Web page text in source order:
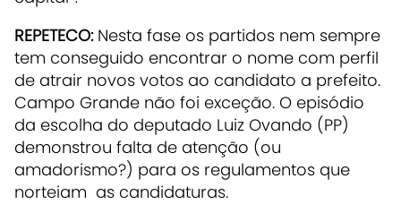
REPETECO:Nesta fase os partidos nem sempre
tem conseguido encontrar o nome com perfil
de atrair novos votos ao candidato a prefeito.
Campo Grande não foi exceção. O episódio
da escolha do deputado Luiz Ovando (PP)
demonstrou falta de atenção (ou
amadorismo?) para os regulamentos que
norteiam as candidaturas.